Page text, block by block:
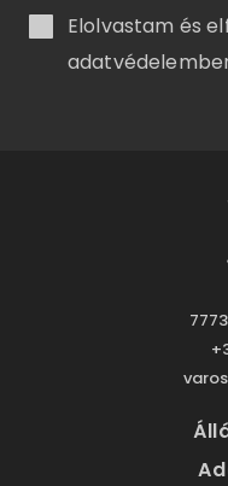
Elolvastam és